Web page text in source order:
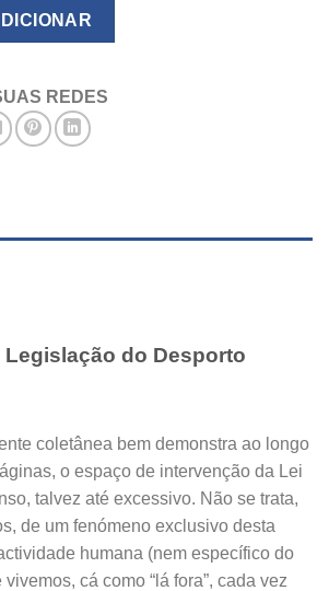
de Legislação do Desporto
REDES
Legislação do Desporto
coletânea bem demonstra ao longo
o espaço de intervenção da Lei
talvez até excessivo. Não se trata,
de um fenómeno exclusivo desta
humana (nem específico do
cá como “lá fora”, cada vez